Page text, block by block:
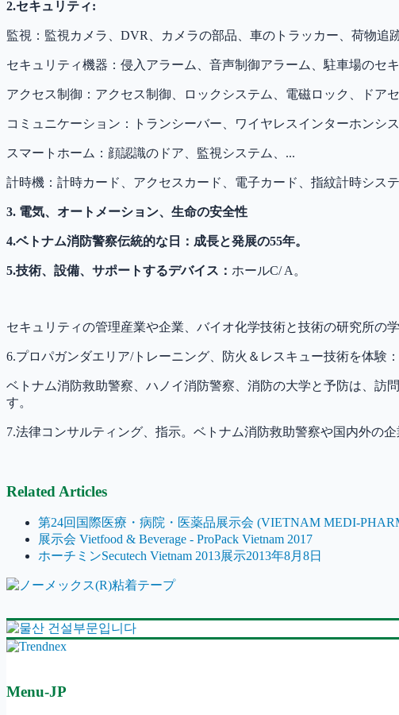
2.セキュリティ:
監視：監視カメラ、DVR、カメラの部品、車のトラッカー、荷物追
セキュリティ機器：侵入アラーム、音声制御アラーム、駐車場のセ
アクセス制御：アクセス制御、ロックシステム、電磁ロック、ドア
コミュニケーション：トランシーバー、ワイヤレスインターホンシ
スマートホーム：顔認識のドア、監視システム、...
計時機：計時カード、アクセスカード、電子カード、指紋計時シス
3. 電気、オートメーション、生命の安全性
4.ベトナム消防警察伝統的な日：成長と発展の55年。
5.技術、設備、サポートするデバイス： ホールC/ A。
セキュリティの管理産業や企業、バイオ化学技術と技術の研究所の
6.プロパガンダエリア/トレーニング、防火＆レスキュー技術を体験
ベトナム消防救助警察、ハノイ消防警察、消防の大学と予防は、訪
す。
7.法律コンサルティング、指示。ベトナム消防救助警察や国内外の企
Related Articles
第24回国際医療・病院・医薬品展示会 (VIETNAM MEDI-
展示会 Vietfood & Beverage - ProPack Vietnam 2017
ホーチミンSecutech Vietnam 2013展示2013年8月8日
Menu-JP